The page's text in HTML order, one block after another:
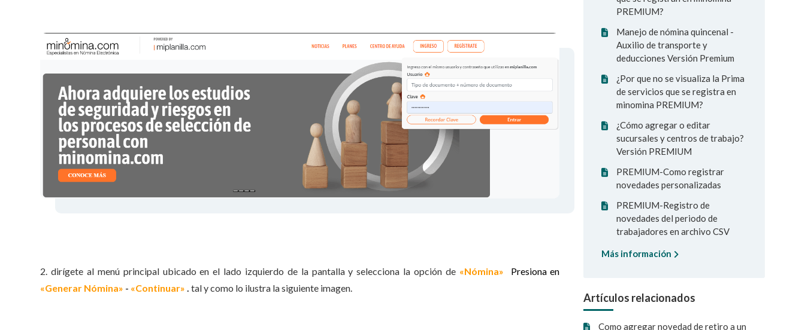
PREMIUM?
Manejo de nómina quincenal -
Auxilio de transporte y
deducciones Versión Premium
¿Por que no se visualiza la Prima
de servicios que se registra en
minomina PREMIUM?
¿Cómo agregar o editar
sucursales y centros de trabajo?
Versión PREMIUM
PREMIUM-Como registrar
novedades personalizadas
PREMIUM-Registro de
novedades del periodo de
trabajadores en archivo CSV
Más información
Artículos relacionados
Como agregar novedad de retiro a un
2. dirígete al menú principal ubicado en el lado izquierdo de la pantalla y selecciona la opción de «Nómina» Presiona en
«Generar Nómina» - «Continuar» .tal y como lo ilustra la siguiente imagen.